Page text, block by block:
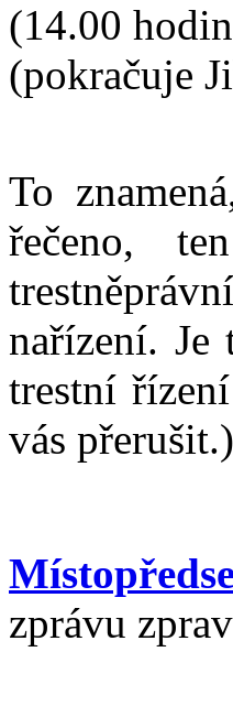
(14.00
(pokračuje
To
řečeno,
nařízení. Je
trestní
vás
zprávu